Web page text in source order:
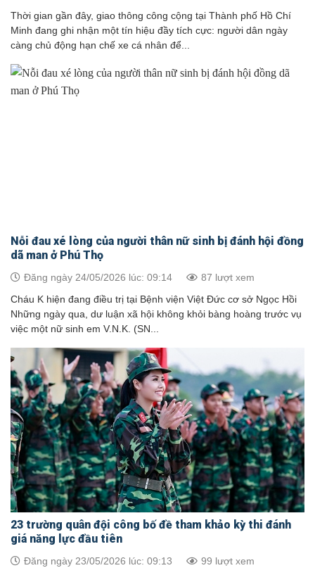
Thời gian gần đây, giao thông công cộng tại Thành phố Hồ Chí
Minh đang ghi nhận một tín hiệu đầy tích cực: người dân ngày
càng chủ động hạn chế xe cá nhân để...
Nỗi đau xé lòng của người thân nữ sinh bị đánh hội đồng
dã man ở Phú Thọ
Đăng ngày 24/05/2026 lúc: 09:14 87 lượt xem
Cháu K hiện đang điều trị tại Bệnh viện Việt Đức cơ sở Ngọc Hồi
Những ngày qua, dư luận xã hội không khỏi bàng hoàng trước vụ
việc một nữ sinh em V.N.K. (SN...
23 trường quân đội công bố đề tham khảo kỳ thi đánh
giá năng lực đầu tiên
Đăng ngày 23/05/2026 lúc: 09:13 99 lượt xem